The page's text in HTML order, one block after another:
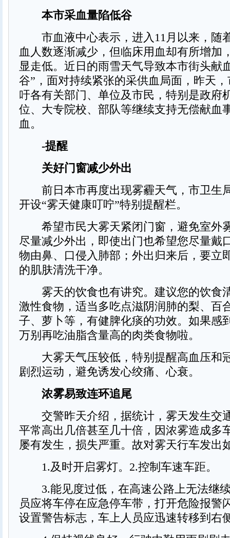
本市采血量陷低谷
市血液中心表示，进入11月以来，随
血人数逐渐减少，但临床用血却有所增加
显走低。近日的雨雪天气导致本市街头献
谷”，面对持续紧张的采供血局面，昨天
吁各有关部门、单位及市民，特别是政府
位、大专院校、部队等继续支持无偿献血
血。
-提醒
关好门窗减少外出
前日本市再度出现雾霾天气，市卫生
开设“雾天健康叮咛”特别提醒栏。
希望市民大雾天紧闭门窗，避免室外
尽量减少外出，即使出门也希望您尽量戴
物由鼻、口侵入肺部；外出归来后，要立
的肌肤清洗干净。
雾天的饮食也有讲究。建议您的饮食
激性食物，适当多吃点滋阴润肺的梨、百
子、萝卜等，有健脾化痰的功效。如果感
万别再吃油脂含量高的肉类食物啦。
大雾天气压较低，特别提醒高血压和
剧烈运动，避免诱发心绞痛、心衰。
浓雾易致连环追尾
交警昨天介绍，据统计，雾天发生交
平常高出几倍甚至几十倍，因浓雾造成多
屡有发生，损失严重。故对雾天行车发出
1.及时开启雾灯。2.控制车速车距。
3.能见度过低，在高速公路上无法继
员应将车停在应急停车带，打开危险报警
设置警告标志，车上人员应迅速转移到右